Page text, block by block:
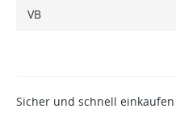
Sicher und schnell